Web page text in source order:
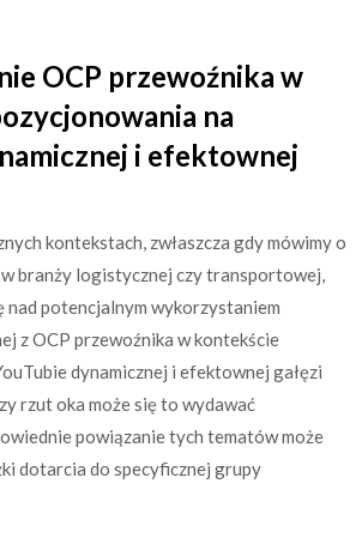
OCP przewoźnika w
na
i efektownej
kontekstach, zwłaszcza gdy mówimy o
branży logistycznej czy transportowej,
potencjalnym wykorzystaniem
z OCP przewoźnika w kontekście
dynamicznej i efektownej gałęzi
rzut oka może się to wydawać
powiązanie tych tematów może
dotarcia do specyficznej grupy